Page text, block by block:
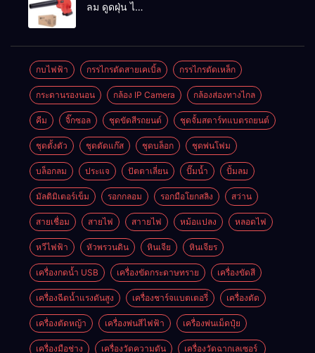
ลม ดูดฝุ่น ไร้
กบไฟฟ้า กรรไกรตัดสายเคเบิ้ล กรรไกรตัดเหล็ก
กระดานรองนอน กล้อง IP Camera กล้องส่องทางไกล
คีม จิ๊กซอล ชุดขัดสีรถยนต์​ ชุดจั้มสตาร์ทแบตรถยนต์
ชุดตั้งตัว ชุดตัดแก๊ส ชุดบล็อก ชุดพ่นโฟม
บล็อกลม ประแจ ปัตตาเลี่ยน ปั๊มน้ำ ปั้มลม
มัลติมิเตอร์เข็ม รอกกลอม รอกมือโยกสลิง สว่าน
สายเชื่อม สายไฟ สาายไฟ หม้อแปลง หลอดไฟ
หวีไฟฟ้า หัวพรวนดิน หินเจีย หินเจียร
เครื่องกดน้ำ USB เครื่องขัดกระดาษทราย เครื่องขัดสี
เครื่องฉีดน้ำแรงดันสูง เครื่องชาร์จแบตเตอรี่ เครื่องตัด
เครื่องตัดหญ้า เครื่องพ่นสีไฟฟ้า เครื่องพ่นเม็ดปุ๋ย
เครื่องมือช่าง เครื่องวัดความดัน เครื่องวัดฉากเลเซอร์